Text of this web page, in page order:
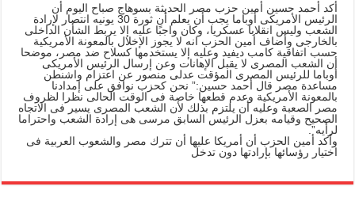
أكد أحمد حسين أمين حزب مصر الحديثة بسوهاج صباح اليوم أن
الرئيس الأمريكى أوباما يجب أن يعلم أن ثورة 30 يونيه انتصار لإرادة
الشعب وليس انقلابا عسكريا، وكان واجبًا عليه إلا يربط الشأن الداخلى
بالخارجى وأضاف أمين الحزب انه لا يجوز الإخلال بالمعونة الأمريكية
حسب اتفاقية كامب ديفيد وعليه إلا يستخدمها كسلاح ضد مصر، موضحا
أن الشعب المصرى لا يقبل الإهانات وعن إرسال الرئيس الأمريكى
أوباما للرئيس المصرى المؤقت عدلى منصور عن اعتزام واشنطن
مساعدة مصر قال أحمد حسين:” نحن كحزب نوافق على إمدادنا
بالمعونة الأمريكية وعدم قطعها خاصة فى الوقت الحالى نظرا لظروف
مصر الصعبة وعليه أن يلتزم بذلك لأن الشعب المصرى يسير فى الاتجاه
الصحيح وقيامه بعزل الرئيس السابق مرسى هى إرادة الشعب واحتراما
لرأيه”.
وأكد أمين الحزب أن أمريكا عليها أن تترك مصر والشعوب العربية فى
اختيار رؤسائها بإرادتها دون تدخل